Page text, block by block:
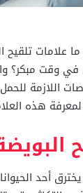
علامات تلقيح
وقت مبكر؟
اللازمة
لمعرفة هذه
أحد